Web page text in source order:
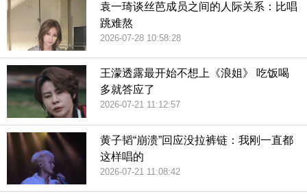
袁一琦谈丝芭成员之间的人际关系：比唱
跳难熬
2026-07-28 10:58:28
王濛透露最开始不想上《浪姐》 吃饭喝
多就答应了
2026-07-21 11:12:57
黄子韬“崩溃”回应没拉裤链：我刚一直都
这样唱的
2026-07-21 11:08:42